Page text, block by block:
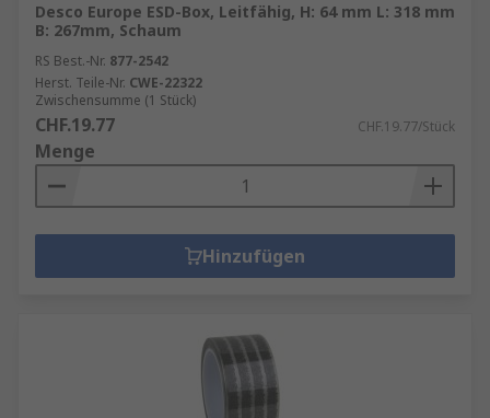
Desco Europe ESD-Box, Leitfähig, H: 64 mm L: 318 mm
B: 267mm, Schaum
RS Best.-Nr. 877-2542
Herst. Teile-Nr. CWE-22322
Zwischensumme (1 Stück)
CHF.19.77 CHF.19.77/Stück
Menge
Hinzufügen